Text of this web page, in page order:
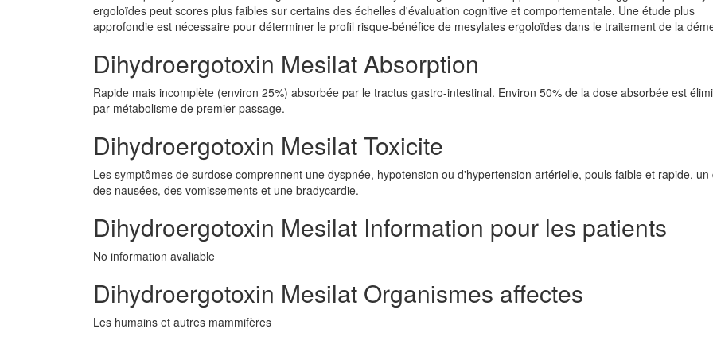
ergoloïdes peut scores plus faibles sur certains des échelles d'évaluation cognitive et comportementale. Une étude plus
approfondie est nécessaire pour déterminer le profil risque-bénéfice de mesylates ergoloïdes dans le traitement de la
Dihydroergotoxin Mesilat Absorption
Rapide mais incomplète (environ 25%) absorbée par le tractus gastro-intestinal. Environ 50% de la dose absorbée est
par métabolisme de premier passage.
Dihydroergotoxin Mesilat Toxicite
Les symptômes de surdose comprennent une dyspnée, hypotension ou d'hypertension artérielle, pouls faible et rapide, un
des nausées, des vomissements et une bradycardie.
Dihydroergotoxin Mesilat Information pour les patients
No information avaliable
Dihydroergotoxin Mesilat Organismes affectes
Les humains et autres mammifères